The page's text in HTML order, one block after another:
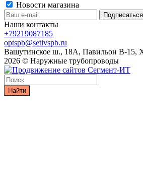
Новости магазина
Наши контакты
+79219087185
optspb@setivspb.ru
Вашутинское ш., 18А, Павильон В-15,
2026 © Наружные трубопроводы
Найти